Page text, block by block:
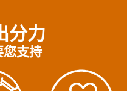
分力
支持